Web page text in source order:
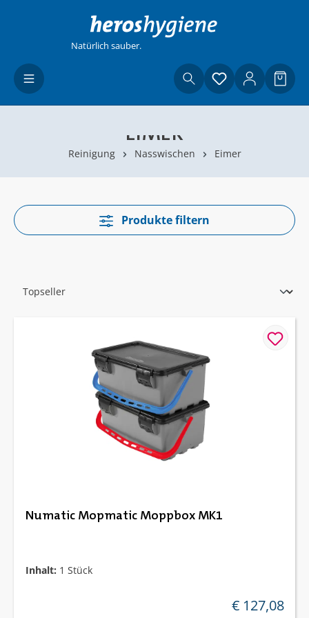
Zum Hauptinhalt springen
Natürlich sauber.
Du hast 0
EIMER
Reinigung Nasswischen Eimer
Produkte filtern
Numatic Mopmatic Moppbox MK1
Inhalt: 1 Stück
regulärer preis:
€ 127,08